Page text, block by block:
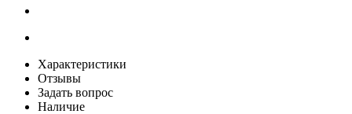
Характеристики
Отзывы
Задать вопрос
Наличие